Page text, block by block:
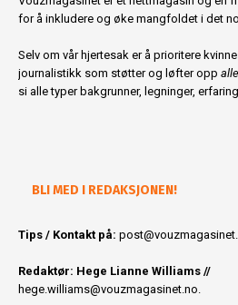
for å inkludere og øke mangfoldet i det
Selv om vår hjertesak er å prioritere
journalistikk som støtter og løfter opp alle
si alle typer bakgrunner, legninger,
BLI MED I REDAKSJONEN!
Tips / Kontakt på:
Redaktør: Hege Lianne Williams //
hege.williams@vouzmagasinet.no